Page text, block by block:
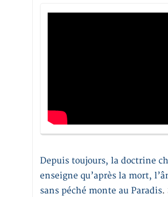
Depuis toujours, la doctrine
enseigne qu’après la mort,
sans péché monte au Paradis.